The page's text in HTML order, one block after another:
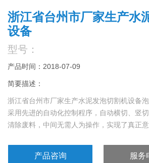
浙江省台州市厂家生产水
设备
型号：
产品时间：2018-07-09
简要描述：
浙江省台州市厂家生产水泥发泡切割机设备
采用先进的自动化控制程序，自动横切、竖
清除废料，中间无需人为操作，实现了真正
产品咨询 服务